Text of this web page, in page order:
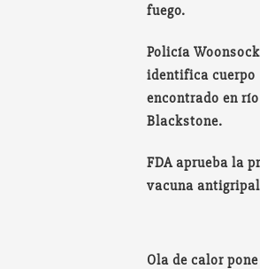
fuego.
Policía
identifica cuerpo
encontrado en río
Blackstone.
FDA aprueba la
vacuna antigripal
Ola de calor